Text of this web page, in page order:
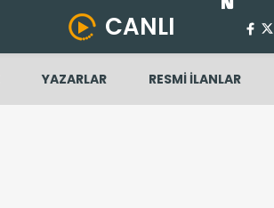
CANLI
YAZARLAR RESMİ İLANLAR